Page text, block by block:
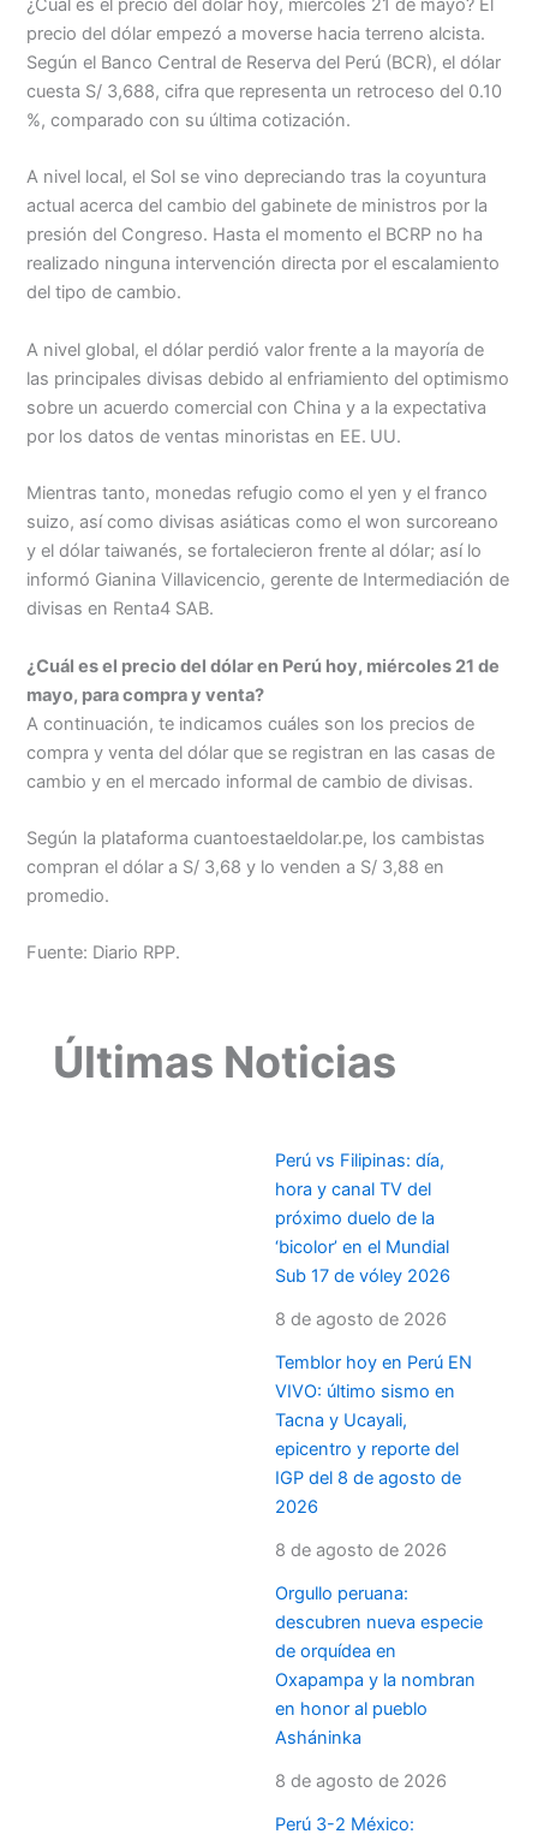
¿Cuál es el precio del dólar hoy, miércoles 21 de mayo? El
precio del dólar empezó a moverse hacia terreno alcista.
Según el Banco Central de Reserva del Perú (BCR), el dólar
cuesta S/ 3,688, cifra que representa un retroceso del 0.10
%, comparado con su última cotización.
A nivel local, el Sol se vino depreciando tras la coyuntura
actual acerca del cambio del gabinete de ministros por la
presión del Congreso. Hasta el momento el BCRP no ha
realizado ninguna intervención directa por el escalamiento
del tipo de cambio.
A nivel global, el dólar perdió valor frente a la mayoría de
las principales divisas debido al enfriamiento del optimismo
sobre un acuerdo comercial con China y a la expectativa
por los datos de ventas minoristas en EE. UU.
Mientras tanto, monedas refugio como el yen y el franco
suizo, así como divisas asiáticas como el won surcoreano
y el dólar taiwanés, se fortalecieron frente al dólar; así lo
informó Gianina Villavicencio, gerente de Intermediación de
divisas en Renta4 SAB.
¿Cuál es el precio del dólar en Perú hoy, miércoles 21 de
mayo, para compra y venta?
A continuación, te indicamos cuáles son los precios de
compra y venta del dólar que se registran en las casas de
cambio y en el mercado informal de cambio de divisas.
Según la plataforma cuantoestaeldolar.pe, los cambistas
compran el dólar a S/ 3,68 y lo venden a S/ 3,88 en
promedio.
Fuente: Diario RPP.
Últimas Noticias
Perú vs Filipinas: día,
hora y canal TV del
próximo duelo de la
‘bicolor’ en el Mundial
Sub 17 de vóley 2026
8 de agosto de 2026
Temblor hoy en Perú EN
VIVO: último sismo en
Tacna y Ucayali,
epicentro y reporte del
IGP del 8 de agosto de
2026
8 de agosto de 2026
Orgullo peruana:
descubren nueva especie
de orquídea en
Oxapampa y la nombran
en honor al pueblo
Asháninka
8 de agosto de 2026
Perú 3-2 México: